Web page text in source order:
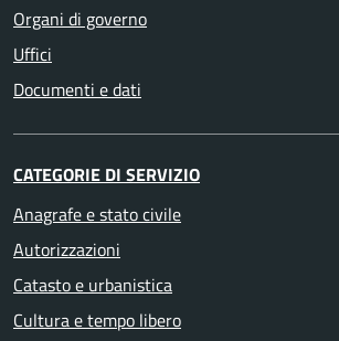
Organi di governo
Uffici
Documenti e dati
CATEGORIE DI SERVIZIO
Anagrafe e stato civile
Autorizzazioni
Catasto e urbanistica
Cultura e tempo libero